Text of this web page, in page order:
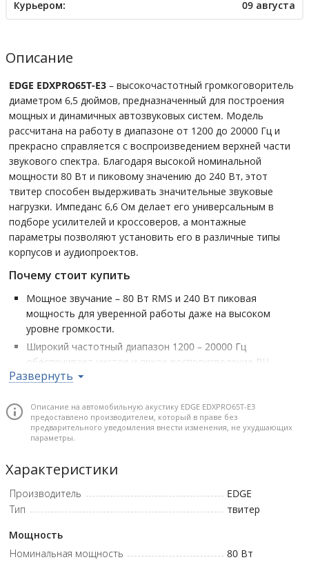
Курьером: 09 августа
Описание
EDGE EDXPRO65T-E3 – высокочастотный громкоговоритель
диаметром 6,5 дюймов, предназначенный для построения
мощных и динамичных автозвуковых систем. Модель
рассчитана на работу в диапазоне от 1200 до 20000 Гц и
прекрасно справляется с воспроизведением верхней части
звукового спектра. Благодаря высокой номинальной
мощности 80 Вт и пиковому значению до 240 Вт, этот
твитер способен выдерживать значительные звуковые
нагрузки. Импеданс 6,6 Ом делает его универсальным в
подборе усилителей и кроссоверов, а монтажные
параметры позволяют установить его в различные типы
корпусов и аудиопроектов.
Почему стоит купить
Мощное звучание – 80 Вт RMS и 240 Вт пиковая
мощность для уверенной работы даже на высоком
уровне громкости.
Широкий частотный диапазон 1200 – 20000 Гц
обеспечивает чистое и яркое воспроизведение ВЧ.
Оптимален для систем с акцентом на эстрадное
Импеданс 6,6 Ом упрощает настройку с различными
усилителями и компонентами.
Глубокий монтаж – 95 мм – допускает использование в
Номинальная мощность, Вт 80 • Импеданс (Z) (Ом) 6,6 •
Диапазон частот, Гц 1200 - 20000 • Монтажная глубина, мм 95 •
Монтажный диаметр, мм 135
Развернуть
Описание на автомобильную акустику EDGE EDXPRO65T-E3
предоставлено производителем, который в праве без
предварительного уведомления внести изменения, не ухудшающих
параметры.
Характеристики
Производитель
EDGE
Тип
твитер
Мощность
Номинальная мощность
80 Вт